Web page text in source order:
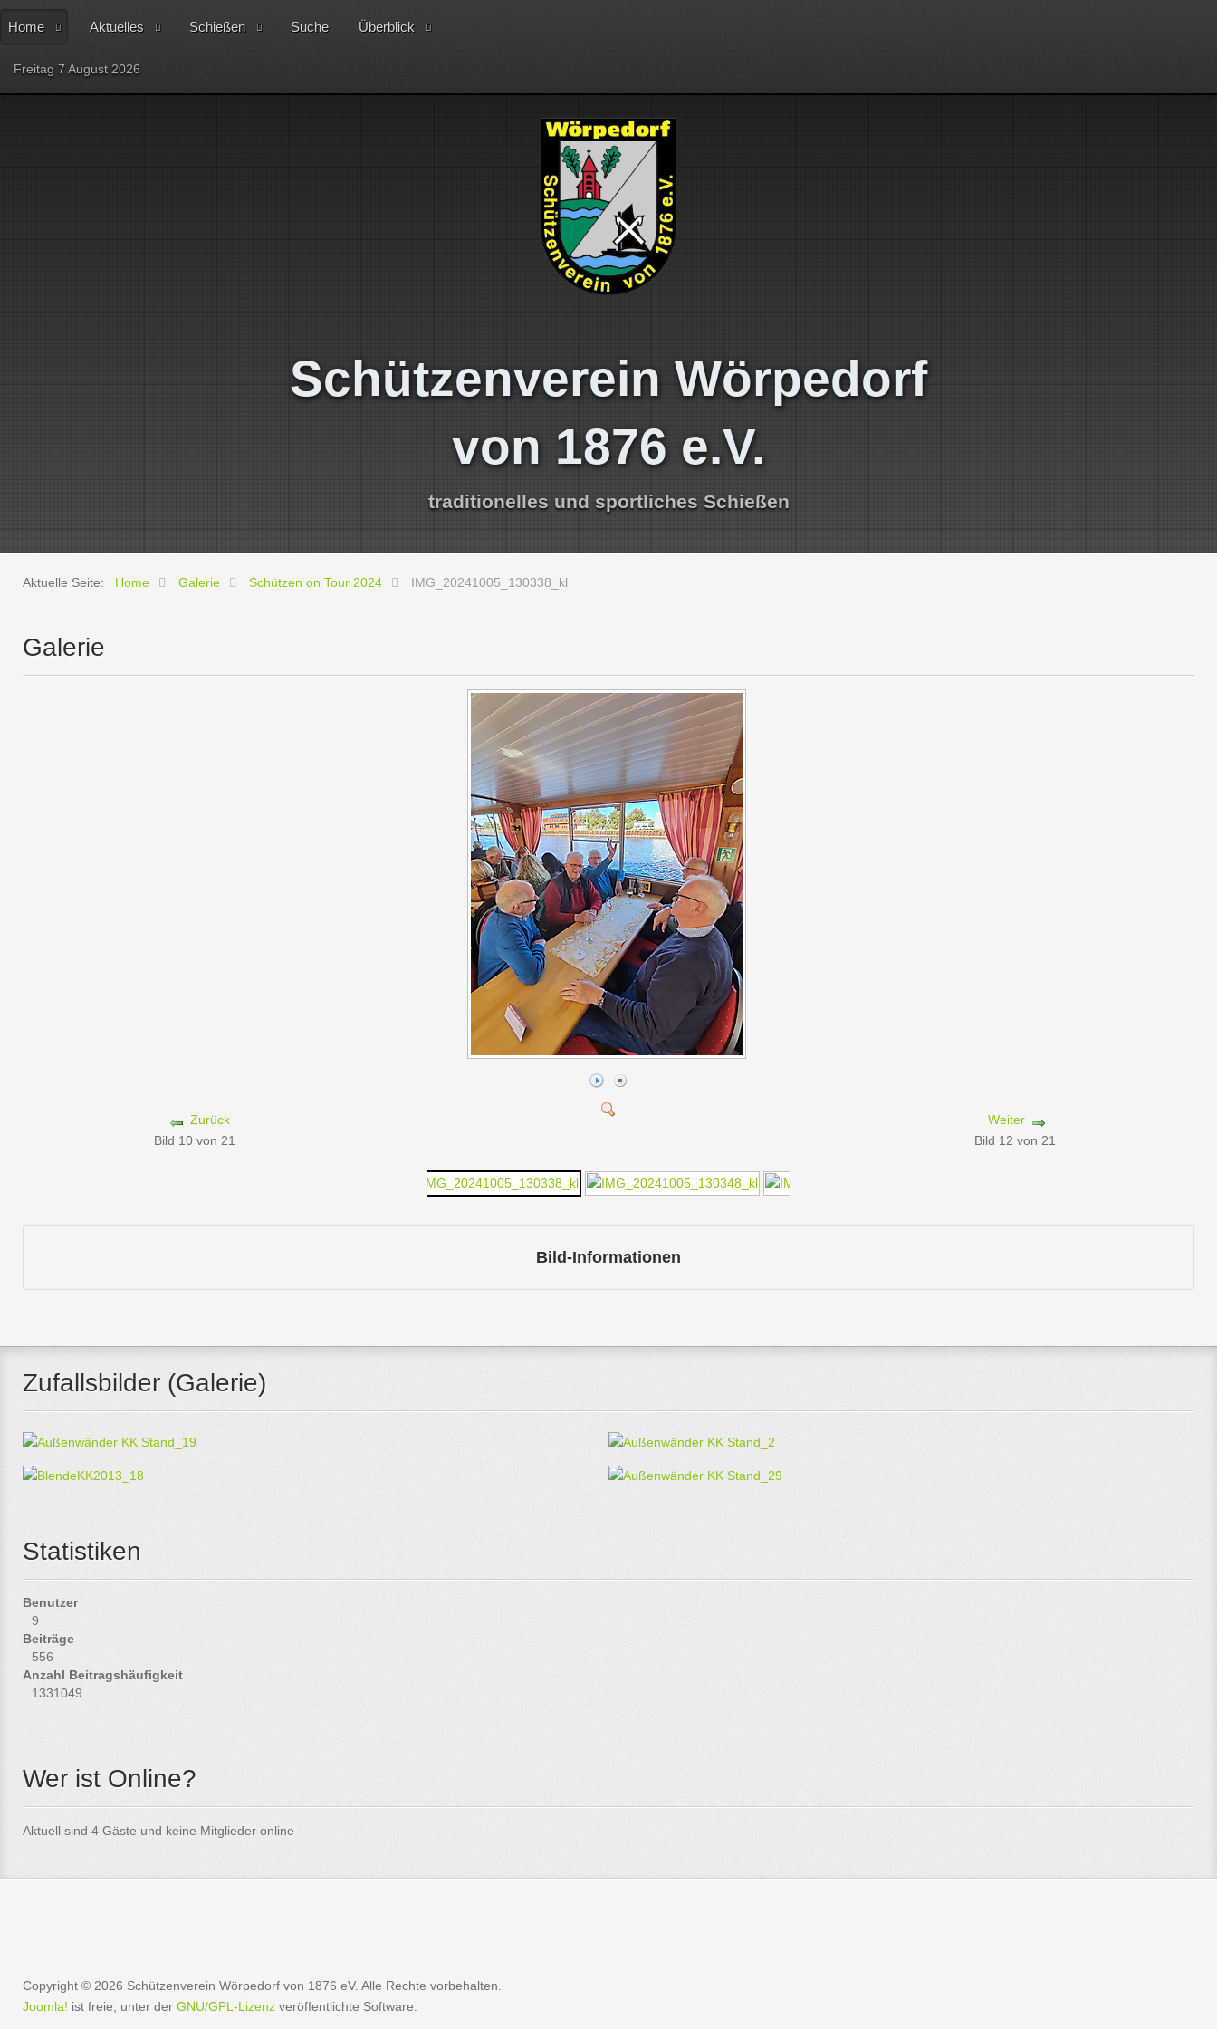
Home Aktuelles Schießen Suche Überblick
Freitag 7 August 2026
Schützenverein Wörpedorf
von 1876 e.V.
traditionelles und sportliches Schießen
Aktuelle Seite: Home Galerie Schützen on Tour 2024 IMG_20241005_130338_kl
Galerie
Zurück
Bild 10 von 21
Weiter
Bild 12 von 21
Bild-Informationen
Zufallsbilder (Galerie)
Statistiken
Benutzer
9
Beiträge
556
Anzahl Beitragshäufigkeit
1331049
Wer ist Online?
Aktuell sind 4 Gäste und keine Mitglieder online
Copyright © 2026 Schützenverein Wörpedorf von 1876 eV. Alle Rechte vorbehalten.
Joomla! ist freie, unter der GNU/GPL-Lizenz veröffentlichte Software.